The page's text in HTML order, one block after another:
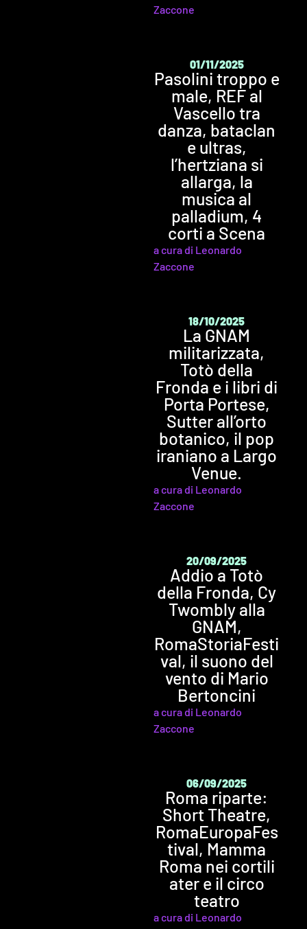
Zaccone
01/11/2025
Pasolini troppo e
male, REF al
Vascello tra
danza, bataclan
e ultras,
l’hertziana si
allarga, la
musica al
palladium, 4
corti a Scena
a cura di Leonardo
Zaccone
18/10/2025
La GNAM
militarizzata,
Totò della
Fronda e i libri di
Porta Portese,
Sutter all’orto
botanico, il pop
iraniano a Largo
Venue.
a cura di Leonardo
Zaccone
20/09/2025
Addio a Totò
della Fronda, Cy
Twombly alla
GNAM,
RomaStoriaFesti
val, il suono del
vento di Mario
Bertoncini
a cura di Leonardo
Zaccone
06/09/2025
Roma riparte:
Short Theatre,
RomaEuropaFes
tival, Mamma
Roma nei cortili
ater e il circo
teatro
a cura di Leonardo